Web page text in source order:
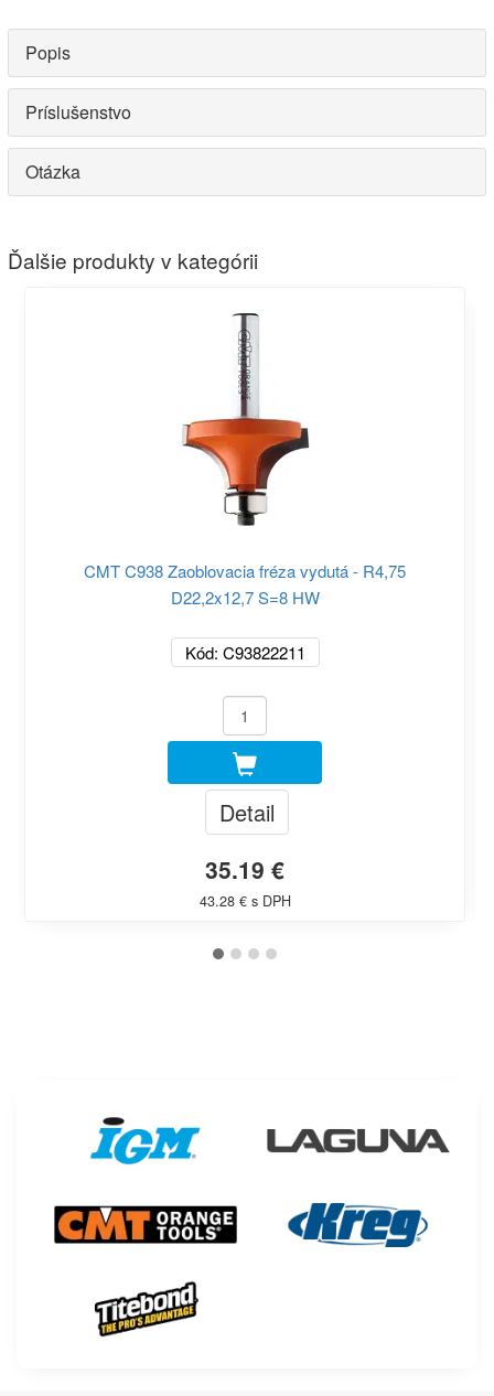
Popis
Príslušenstvo
Otázka
Ďalšie produkty v kategórii
CMT C938 Zaoblovacia fréza vydutá - R4,75
D22,2x12,7 S=8 HW
Kód: C93822211
Detail
35.19 €
43.28 € s DPH